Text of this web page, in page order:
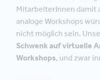
MitarbeiterInnen damit
analoge Workshops
nicht möglich sein.
Schwenk auf virtuelle
Workshops, und zwar